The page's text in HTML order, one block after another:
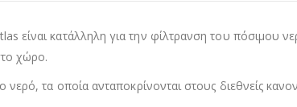
κατάλληλη για την φίλτρανση του πόσιμου
χώρο.
νερό, τα οποία ανταποκρίνονται στους διεθνείς